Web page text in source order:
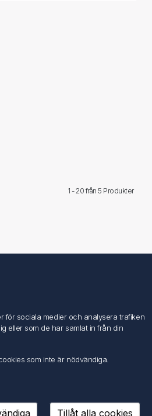
1 - 20 från5 Produkter
för sociala medier och analysera trafiken
eller som de har samlat in från din
som inte är nödvändiga.
Tillåt alla cookies